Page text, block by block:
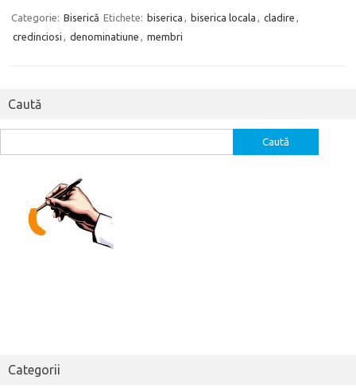
Categorie: Biserică Etichete: biserica biserica locala cladire
credinciosi
denominatiune membri
Caută
după:
Categorii